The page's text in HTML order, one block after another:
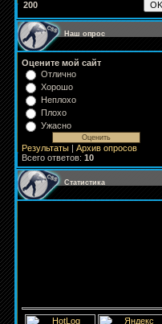
200
Наш опрос
Оцените мой сайт
Отлично
Хорошо
Неплохо
Плохо
Ужасно
Результаты | Архив опросов
Всего ответов: 10
Статистика